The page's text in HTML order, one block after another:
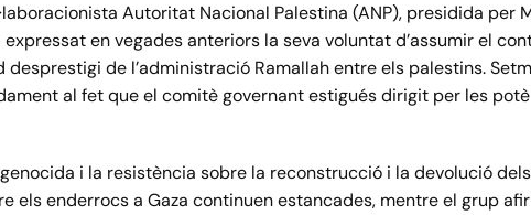
Autoritat Nacional Palestina (ANP), presidida per
en vegades anteriors la seva voluntat d’assumir el
de l’administració Ramallah entre els palestins.
al fet que el comitè governant estigués dirigit per les
i la resistència sobre la reconstrucció i la devolució
els enderrocs a Gaza continuen estancades, mentre el grup